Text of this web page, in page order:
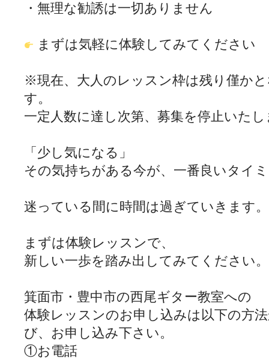
・無理な勧誘は一切ありません
まずは気軽に体験してみてください
※現在、大人のレッスン枠は残り僅か
す。
一定人数に達し次第、募集を停止いた
「少し気になる」
その気持ちがある今が、一番良いタイ
迷っている間に時間は過ぎていきます。
まずは体験レッスンで、
新しい一歩を踏み出してみてください。
箕面市・豊中市の西尾ギター教室への
体験レッスンのお申し込みは以下の方
び、お申し込み下さい。
①お電話